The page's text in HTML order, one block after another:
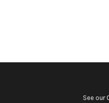
See our